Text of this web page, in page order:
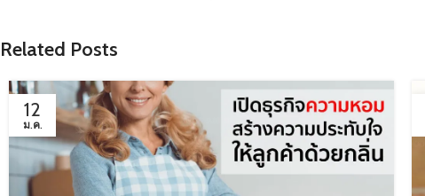
Related Posts
12
ม.ค.